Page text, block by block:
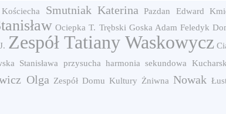
Kościecha Smutniak Katerina Pazdan Edward
Ociepka T. Trębski Goska Adam Feledyk
Zespół Tatiany Waskowycz
Stanisława przysucha harmonia sekundowa
Olga Zespół Domu Kultury Żniwna Nowak